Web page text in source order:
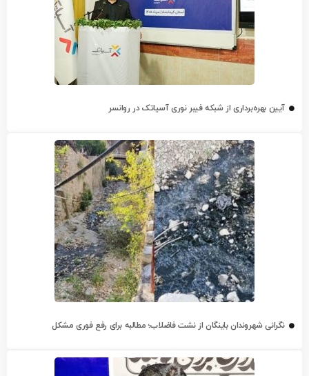
آیین بهره‌برداری از شبکه فیبر نوری آسیاتک در روانسر
نگرانی شهروندان باینگان از نشت فاضلاب؛ مطالبه برای رفع فوری مشکل